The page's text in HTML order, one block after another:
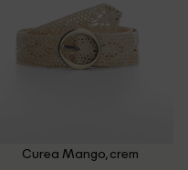
Curea Mango, crem